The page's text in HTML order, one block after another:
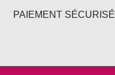
PAIEMENT